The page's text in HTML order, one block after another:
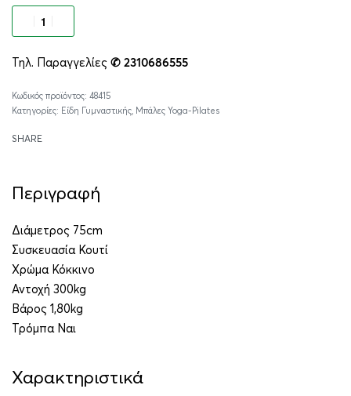
Τηλ. Παραγγελίες ✆ 2310686555
48415
Κατηγορίες: Είδη Γυμναστικής, Μπάλες Yoga-Pilates
SHARE
Περιγραφή
Διάμετρος 75cm
Συσκευασία Κουτί
Χρώμα Κόκκινο
Αντοχή 300kg
Βάρος 1,80kg
Τρόμπα Ναι
Χαρακτηριστικά